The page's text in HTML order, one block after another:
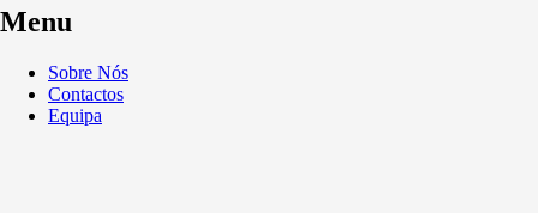
Menu
Sobre Nós
Contactos
Equipa